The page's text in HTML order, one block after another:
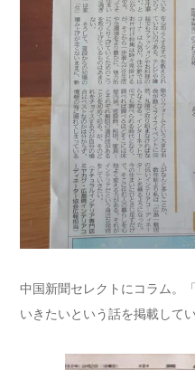
中国新聞セレクトにコラム。
いきたいという話を掲載して